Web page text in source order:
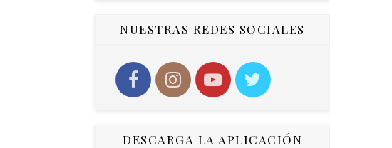
NUESTRAS REDES SOCIALES
DESCARGA LA APLICACIÓN